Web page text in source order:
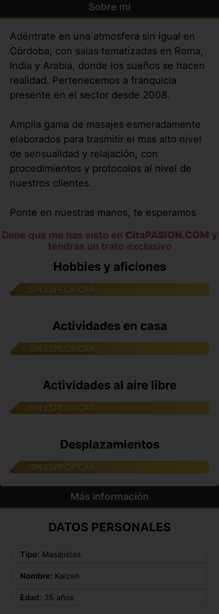
Sobre mi
Adéntrate en una atmosfera sin igual en
Córdoba, con salas tematizadas en Roma,
India y Arabia, donde los sueños se hacen
realidad. Pertenecemos a franquicia
presente en el sector desde 2008.
Amplia gama de masajes esmeradamente
elaborados para trasmitir el mas alto nivel
de sensualidad y relajación, con
procedimientos y protocolos al nivel de
nuestros clientes.
Ponte en nuestras manos, te esperamos
Dime que me has visto en CitaPASION.COM y
tendrás un trato exclusivo
Hobbies y aficiones
SIN ESPECIFICAR
Actividades en casa
SIN ESPECIFICAR
Actividades al aire libre
SIN ESPECIFICAR
Desplazamientos
SIN ESPECIFICAR
Más información
DATOS PERSONALES
Tipo: Masajistas
Nombre: Kaizen
Edad: 35 años